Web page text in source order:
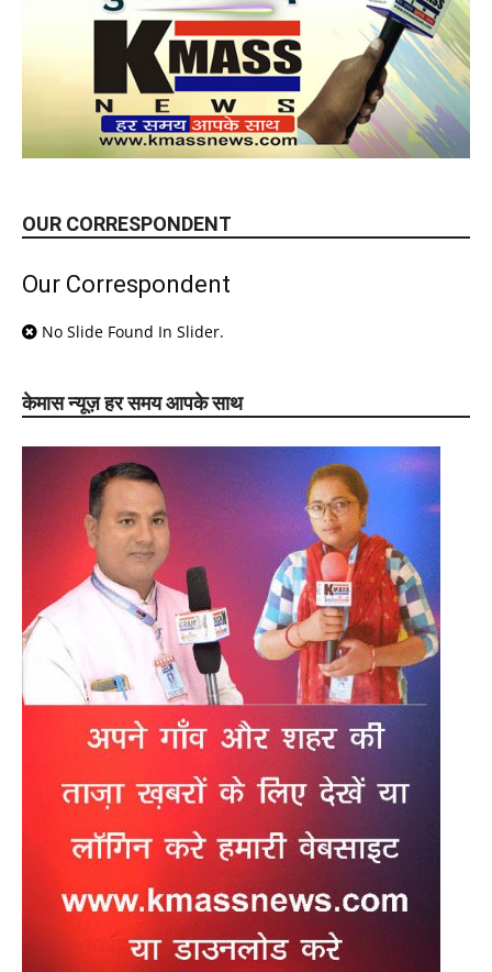
OUR CORRESPONDENT
Our Correspondent
No Slide Found In Slider.
केमास न्यूज़ हर समय आपके साथ